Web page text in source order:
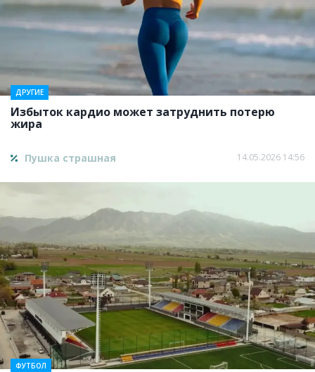
Избыток кардио может затруднить потерю
жира
ДРУГИЕ
Пушка страшная 14.05.2026 14:56
ФУТБОЛ